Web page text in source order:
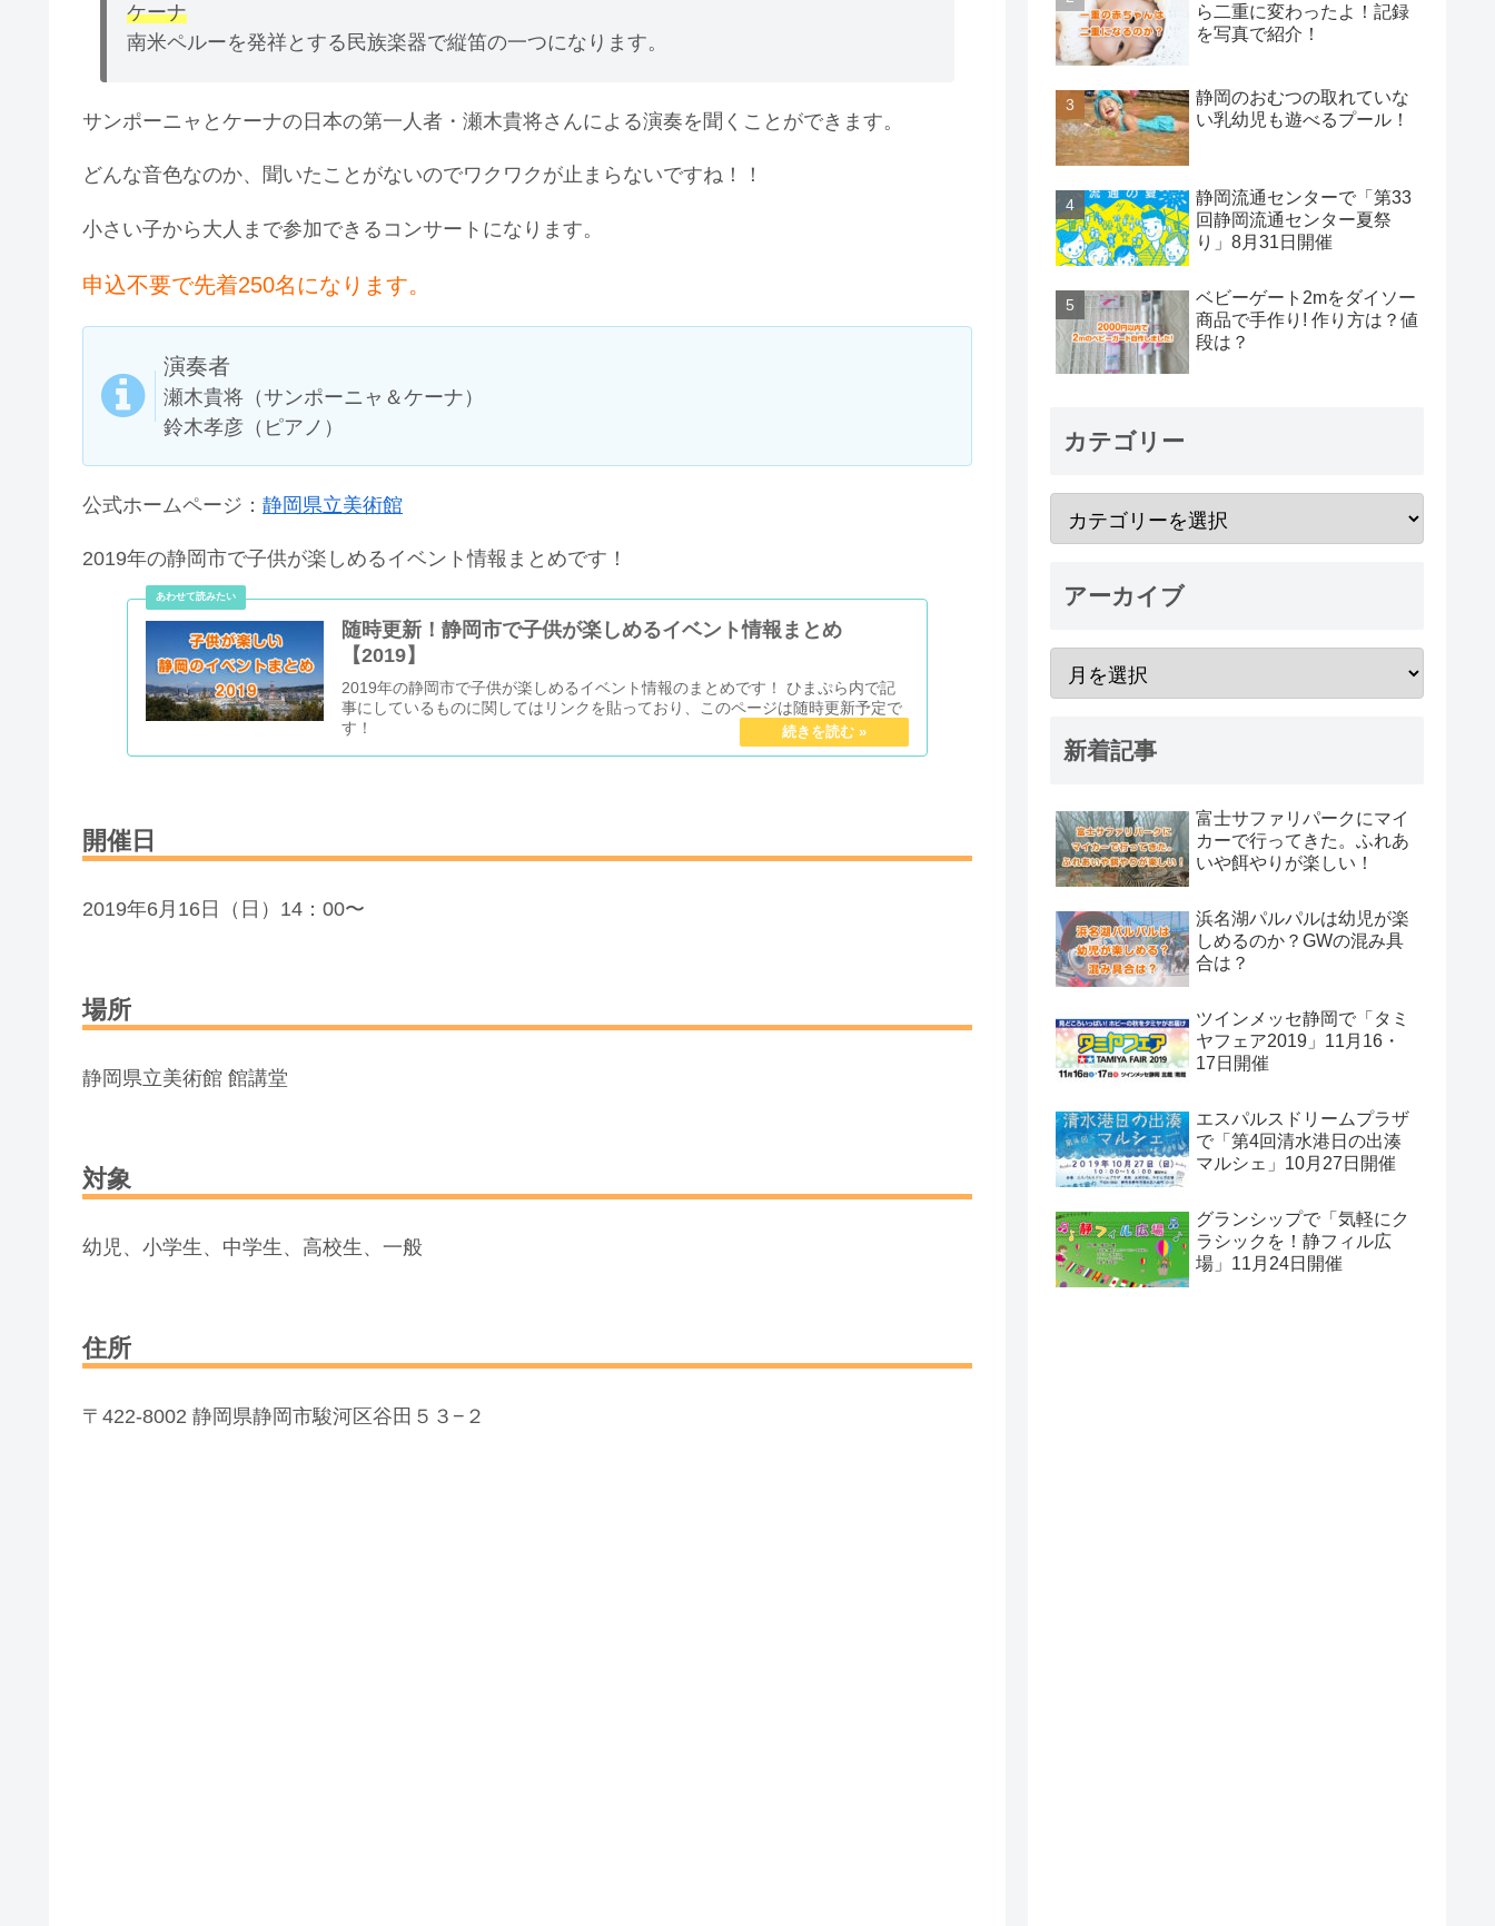
ケーナ
南米ペルーを発祥とする民族楽器で縦笛の一つになります。
サンポーニャとケーナの日本の第一人者・瀬木貴将さんによる演奏を聞くことができます。
どんな音色なのか、聞いたことがないのでワクワクが止まらないですね！！
小さい子から大人まで参加できるコンサートになります。
申込不要で先着250名になります。
演奏者
瀬木貴将（サンポーニャ＆ケーナ）
鈴木孝彦（ピアノ）
公式ホームページ： 静岡県立美術館
2019年の静岡市で子供が楽しめるイベント情報まとめです！
随時更新！静岡市で子供が楽しめるイベント情報まとめ
【2019】
2019年の静岡市で子供が楽しめるイベント情報のまとめです！ ひまぷら内で記
事にしているものに関してはリンクを貼っており、このページは随時更新予定で
す！
開催日
2019年6月16日（日）14：00〜
場所
静岡県立美術館 館講堂
対象
幼児、小学生、中学生、高校生、一般
住所
〒422-8002 静岡県静岡市駿河区谷田５３−２
ら二重に変わったよ！記録
を写真で紹介！
静岡のおむつの取れていな
い乳幼児も遊べるプール！
静岡流通センターで「第33
回静岡流通センター夏祭
り」8月31日開催
ベビーゲート2mをダイソー
商品で手作り! 作り方は？値
段は？
カテゴリー
アーカイブ
新着記事
富士サファリパークにマイ
カーで行ってきた。ふれあ
いや餌やりが楽しい！
浜名湖パルパルは幼児が楽
しめるのか？GWの混み具
合は？
ツインメッセ静岡で「タミ
ヤフェア2019」11月16・
17日開催
エスパルスドリームプラザ
で「第4回清水港日の出湊
マルシェ」10月27日開催
グランシップで「気軽にク
ラシックを！静フィル広
場」11月24日開催